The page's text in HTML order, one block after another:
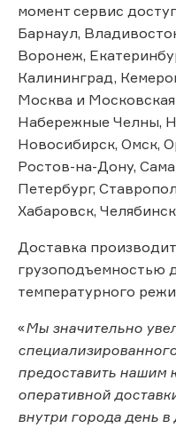
момент сервис
Барнаул,
Воронеж,
Калининград,
Москва и
Набережные Челны,
Новосибирск, Омск,
Ростов-на-Дону,
Петербург,
Хабаровск,
Доставка
грузоподъемностью
температурного
«Мы значительно
предоставить нашим
оперативной
внутри города день